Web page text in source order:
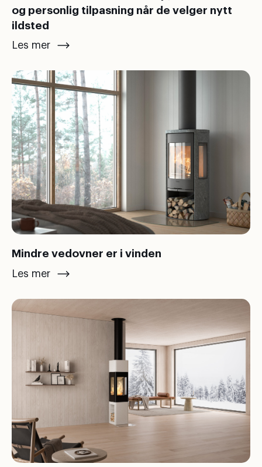
og personlig tilpasning når de velger nytt
ildsted
Les mer
Mindre vedovner er i vinden
Les mer